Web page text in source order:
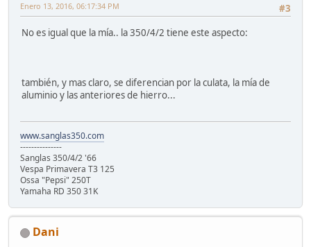
#3
Enero 13, 2016, 06:17:34 PM
No es igual que la mía.. la 350/4/2 tiene este aspecto:
también, y mas claro, se diferencian por la culata, la mía de
aluminio y las anteriores de hierro...
www.sanglas350.com
---------------
Sanglas 350/4/2 '66
Vespa Primavera T3 125
Ossa "Pepsi" 250T
Yamaha RD 350 31K
Dani